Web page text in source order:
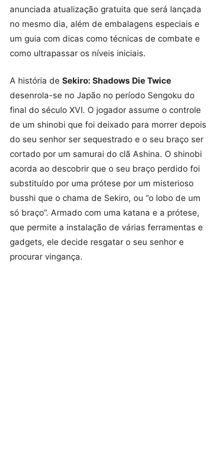
anunciada atualização gratuita que será lançada
no mesmo dia, além de embalagens especiais e
um guia com dicas como técnicas de combate e
como ultrapassar os níveis iniciais.
A história de Sekiro: Shadows Die Twice
desenrola-se no Japão no período Sengoku do
final do século XVI. O jogador assume o controle
de um shinobi que foi deixado para morrer depois
do seu senhor ser sequestrado e o seu braço ser
cortado por um samurai do clã Ashina. O shinobi
acorda ao descobrir que o seu braço perdido foi
substituído por uma prótese por um misterioso
busshi que o chama de Sekiro, ou “o lobo de um
só braço”. Armado com uma katana e a prótese,
que permite a instalação de várias ferramentas e
gadgets, ele decide resgatar o seu senhor e
procurar vingança.